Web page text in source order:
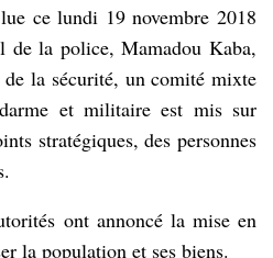
ce lundi 19 novembre 2018
la police, Mamadou Kaba,
la sécurité, un comité mixte
et militaire est mis sur
stratégiques, des personnes
ont annoncé la mise en
la population et ses biens.